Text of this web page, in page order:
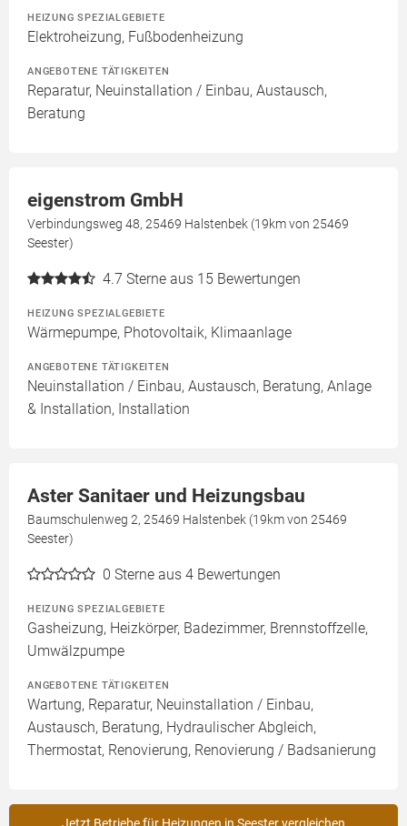
HEIZUNG SPEZIALGEBIETE
Elektroheizung, Fußbodenheizung
ANGEBOTENE TÄTIGKEITEN
Reparatur, Neuinstallation / Einbau, Austausch,
Beratung
eigenstrom GmbH
Verbindungsweg 48, 25469 Halstenbek (19km von 25469
Seester)
4.7 Sterne aus 15 Bewertungen
HEIZUNG SPEZIALGEBIETE
Wärmepumpe, Photovoltaik, Klimaanlage
ANGEBOTENE TÄTIGKEITEN
Neuinstallation / Einbau, Austausch, Beratung, Anlage
& Installation, Installation
Aster Sanitaer und Heizungsbau
Baumschulenweg 2, 25469 Halstenbek (19km von 25469
Seester)
0 Sterne aus 4 Bewertungen
HEIZUNG SPEZIALGEBIETE
Gasheizung, Heizkörper, Badezimmer, Brennstoffzelle,
Umwälzpumpe
ANGEBOTENE TÄTIGKEITEN
Wartung, Reparatur, Neuinstallation / Einbau,
Austausch, Beratung, Hydraulischer Abgleich,
Thermostat, Renovierung, Renovierung / Badsanierung
Jetzt Betriebe für Heizungen in Seester vergleichen